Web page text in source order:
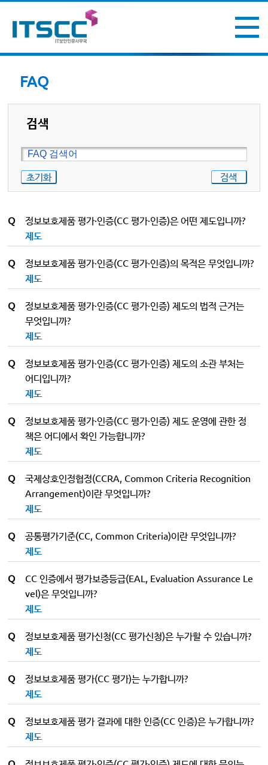
FAQ
검색
검색
초기화
Q
정보보호제품 평가·인증(CC 평가·인증)은 어떤 제도입니까?
제도
Q
정보보호제품 평가·인증(CC 평가·인증)의 목적은 무엇입니까?
제도
Q
정보보호제품 평가·인증(CC 평가·인증) 제도의 법적 근거는
무엇입니까?
제도
Q
정보보호제품 평가·인증(CC 평가·인증) 제도의 소관 부처는
어디입니까?
제도
Q
정보보호제품 평가·인증(CC 평가·인증) 제도 운영에 관한 정
책은 어디에서 확인 가능합니까?
제도
Q
국제상호인정협정(CCRA, Common Criteria Recognition
Arrangement)이란 무엇입니까?
제도
Q
공통평가기준(CC, Common Criteria)이란 무엇입니까?
제도
Q
CC 인증에서 평가보증등급(EAL, Evaluation Assurance Le
vel)은 무엇입니까?
제도
Q
정보보호제품 평가신청(CC 평가신청)은 누가할 수 있습니까?
제도
Q
정보보호제품 평가(CC 평가)는 누가합니까?
제도
Q
정보보호제품 평가 결과에 대한 인증(CC 인증)은 누가합니까?
제도